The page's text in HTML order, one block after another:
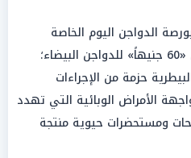
الدواجن اليوم الخاصة
بمؤشر «منير السقا» لتصل إلى «60 جنيهاً» للدواجن البيضاء؛
حزمة من الإجراءات
الأمراض الوبائية التي تهدد
ومستحضرات حيوية منتجة